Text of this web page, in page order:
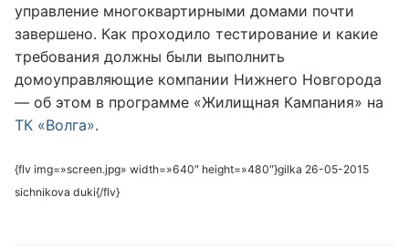
управление многоквартирными домами почти
завершено. Как проходило тестирование и какие
требования должны были выполнить
домоуправляющие компании Нижнего Новгорода
— об этом в программе «Жилищная Кампания» на
ТК «Волга».
{flv img=»screen.jpg» width=»640″ height=»480″}gilka 26-05-2015
sichnikova duki{/flv}